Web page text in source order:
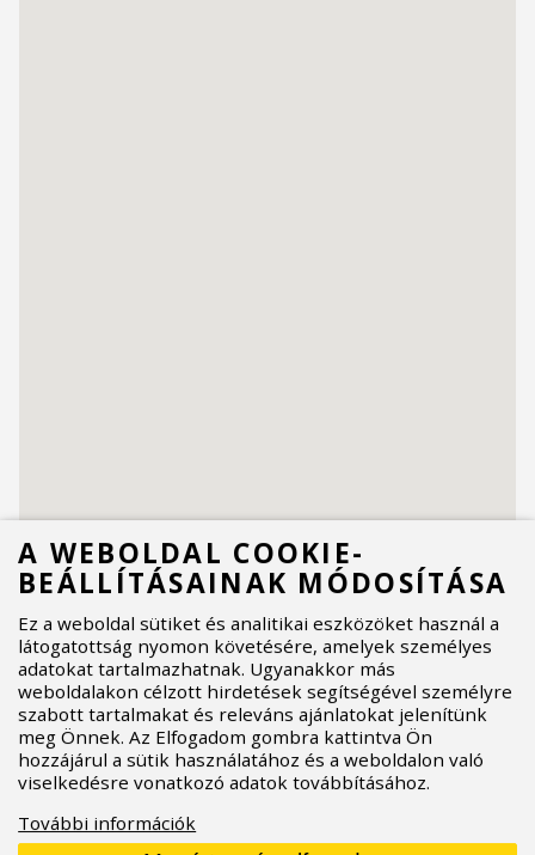
LEGKÖZELEBBI
KERESKEDŐK SRAM
A WEBOLDAL COOKIE-
BEÁLLÍTÁSAINAK MÓDOSÍTÁSA
Ez a weboldal sütiket és analitikai eszközöket használ a
látogatottság nyomon követésére, amelyek személyes
adatokat tartalmazhatnak. Ugyanakkor más
weboldalakon célzott hirdetések segítségével személyre
szabott tartalmakat és releváns ajánlatokat jelenítünk
meg Önnek. Az Elfogadom gombra kattintva Ön
hozzájárul a sütik használatához és a weboldalon való
viselkedésre vonatkozó adatok továbbításához.
További információk